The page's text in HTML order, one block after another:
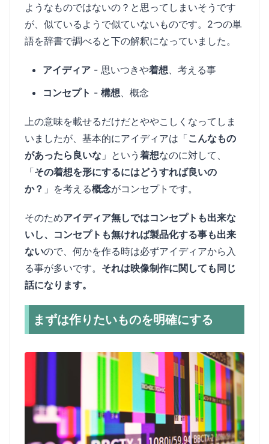
ようなものではないの？と思ってしまいそうです
が、似ているようで似ていないものです。2つの単
語を辞書で調べると下の解釈になっていました。
アイディア - 思いつきや着想 、考える事
コンセプト - 構想 、概念
上の意味を載せるだけだとややこしくなってしま
いましたが、基本的にアイディアは「こんなもの
があったら良いな 」という 着想なのに対して、
「その着想を形にするにはどうすれば良いの
か？ 」を考える概念がコンセプトです。
そのためアイディア無しではコンセプトも出来な
いし、コンセプトも無ければ製品化する事も出来
ないので、何かを作る時は必ずアイディアから入
る事が多いです。 それは映像制作に関しても同じ
話になります。
まずは作りたいものを明確にする